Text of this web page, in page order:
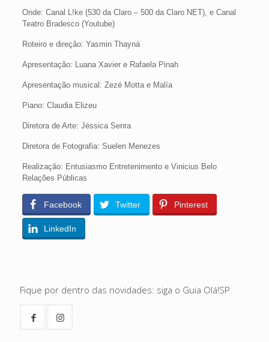
Onde: Canal L!ke (530 da Claro – 500 da Claro NET), e Canal
Teatro Bradesco (Youtube)
Roteiro e direção: Yasmin Thayná
Apresentação: Luana Xavier e Rafaela Pinah
Apresentação musical: Zezé Motta e Malía
Piano: Claudia Elizeu
Diretora de Arte: Jéssica Senra
Diretora de Fotografia: Suelen Menezes
Realização: Entusiasmo Entretenimento e Vinicius Belo
Relações Públicas
Facebook Twitter Pinterest
LinkedIn
Fique por dentro das novidades: siga o Guia Olá!SP